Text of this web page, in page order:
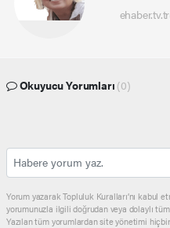
Okuyucu Yorumları (0)
Yorum yazarak Topluluk Kuralları’nı kabul
yorumunuzla ilgili doğrudan veya dolaylı
Yazılan tüm yorumlardan site yönetimi